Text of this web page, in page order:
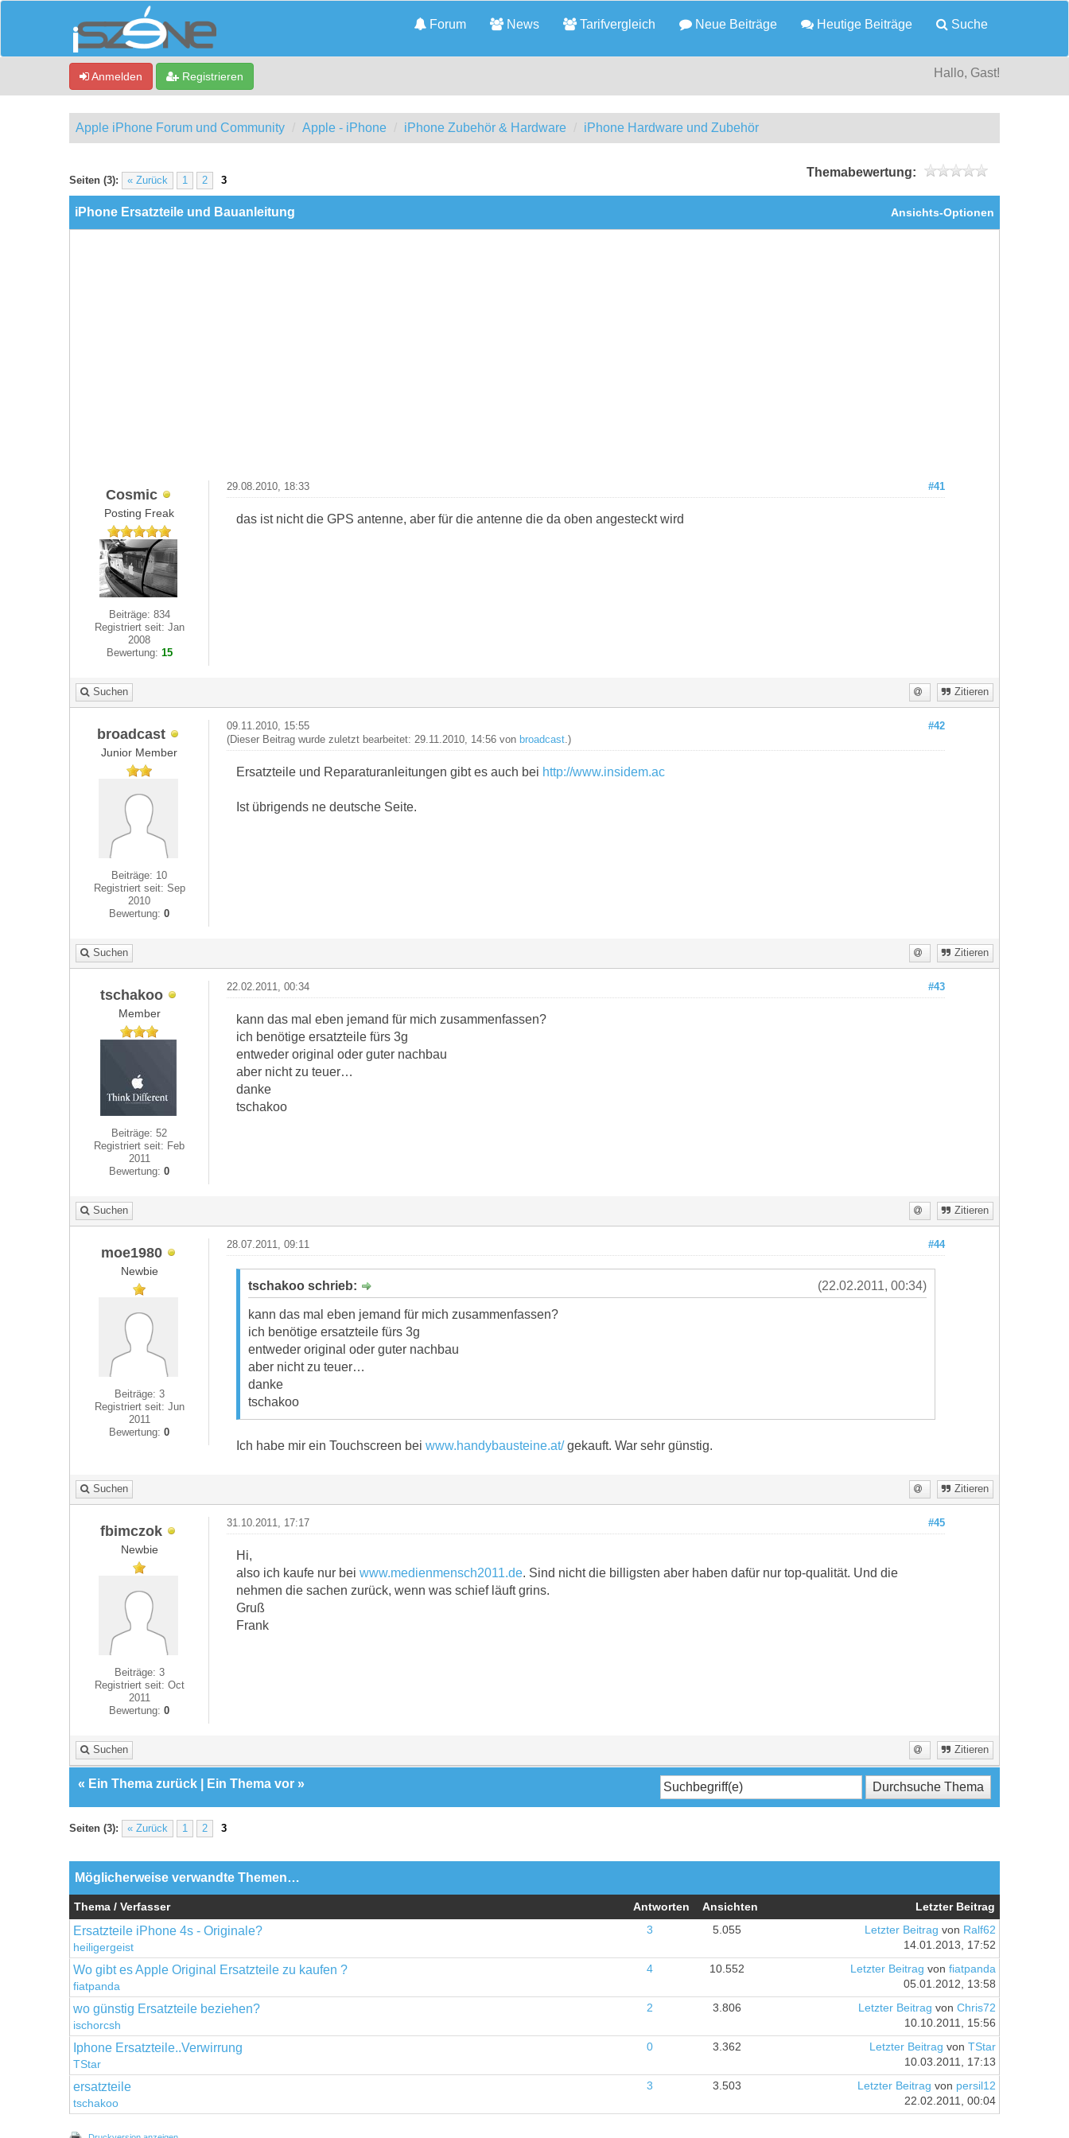
Forum News Tarifvergleich Neue Beiträge Heutige Beiträge Suche
Anmelden Registrieren Hallo, Gast!
Apple iPhone Forum und Community Apple - iPhone iPhone Zubehör & Hardware iPhone Hardware und Zubehör
Seiten (3): « Zurück 1 2 3
Themabewertung:
0 Bewertung(en) - 0 im Durchschnitt
1
2
3
4
5
Ansichts-Optionen
iPhone Ersatzteile und Bauanleitung
Cosmic
Posting Freak
Beiträge: 834
Registriert seit: Jan
2008
Bewertung: 15
#41
29.08.2010, 18:33
das ist nicht die GPS antenne, aber für die antenne die da oben angesteckt wird
Suchen Zitieren
broadcast
Junior Member
Beiträge: 10
Registriert seit: Sep
2010
Bewertung:0
#42
09.11.2010, 15:55
(Dieser Beitrag wurde zuletzt bearbeitet: 29.11.2010, 14:56 von broadcast.)
Ersatzteile und Reparaturanleitungen gibt es auch bei http://www.insidem.ac
Ist übrigends ne deutsche Seite.
Suchen Zitieren
tschakoo
Member
Beiträge: 52
Registriert seit: Feb
2011
Bewertung:0
#43
22.02.2011, 00:34
kann das mal eben jemand für mich zusammenfassen?
ich benötige ersatzteile fürs 3g
entweder original oder guter nachbau
aber nicht zu teuer…
danke
tschakoo
Suchen Zitieren
moe1980
Newbie
Beiträge: 3
Registriert seit: Jun
2011
Bewertung:0
#44
28.07.2011, 09:11
(22.02.2011, 00:34)
tschakoo schrieb:
kann das mal eben jemand für mich zusammenfassen?
ich benötige ersatzteile fürs 3g
entweder original oder guter nachbau
aber nicht zu teuer…
danke
tschakoo
Ich habe mir ein Touchscreen bei www.handybausteine.at/gekauft. War sehr günstig.
Suchen Zitieren
fbimczok
Newbie
Beiträge: 3
Registriert seit: Oct
2011
Bewertung:0
#45
31.10.2011, 17:17
Hi,
also ich kaufe nur bei www.medienmensch2011.de. Sind nicht die billigsten aber haben dafür nur top-qualität. Und die
nehmen die sachen zurück, wenn was schief läuft grins.
Gruß
Frank
Suchen Zitieren
« Ein Thema zurück Ein Thema vor »
Seiten (3): « Zurück 1 2 3
Möglicherweise verwandte Themen…
Thema / Verfasser Antworten Ansichten Letzter Beitrag
Ersatzteile iPhone 4s - Originale?
heiligergeist
3 5.055 Letzter Beitrag von Ralf62
14.01.2013, 17:52
Wo gibt es Apple Original Ersatzteile zu kaufen ?
fiatpanda
4 10.552 Letzter Beitrag von fiatpanda
05.01.2012, 13:58
wo günstig Ersatzteile beziehen?
ischorcsh
2 3.806 Letzter Beitrag von Chris72
10.10.2011, 15:56
Iphone Ersatzteile..Verwirrung
TStar
0 3.362 Letzter Beitrag von TStar
10.03.2011, 17:13
ersatzteile
tschakoo
3 3.503 Letzter Beitrag von persil12
22.02.2011, 00:04